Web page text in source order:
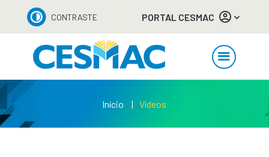
CONTRASTE PORTAL CESMAC
Início Vídeos